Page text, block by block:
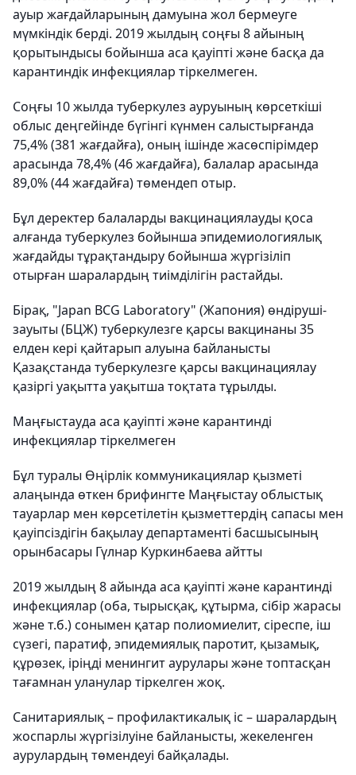
ауыр жағдайларының дамуына жол бермеуге
мүмкіндік берді. 2019 жылдың соңғы 8 айының
қорытындысы бойынша аса қауіпті және басқа да
карантиндік инфекциялар тіркелмеген.
Соңғы 10 жылда туберкулез ауруының көрсеткіші
облыс деңгейінде бүгінгі күнмен салыстырғанда
75,4% (381 жағдайға), оның ішінде жасөспірімдер
арасында 78,4% (46 жағдайға), балалар арасында
89,0% (44 жағдайға) төмендеп отыр.
Бұл деректер балаларды вакцинациялауды қоса
алғанда туберкулез бойынша эпидемиологиялық
жағдайды тұрақтандыру бойынша жүргізіліп
отырған шаралардың тиімділігін растайды.
Бірақ, "Japan BCG Laboratory" (Жапония) өндіруші-
зауыты (БЦЖ) туберкулезге қарсы вакцинаны 35
елден кері қайтарып алуына байланысты
Қазақстанда туберкулезге қарсы вакцинациялау
қазіргі уақытта уақытша тоқтата тұрылды.
Маңғыстауда аса қауіпті және карантинді
инфекциялар тіркелмеген
Бұл туралы Өңірлік коммуникациялар қызметі
алаңында өткен брифингте Маңғыстау облыстық
тауарлар мен көрсетілетін қызметтердің сапасы мен
қауіпсіздігін бақылау департаменті басшысының
орынбасары Гүлнар Куркинбаева айтты
2019 жылдың 8 айында аса қауіпті және карантинді
инфекциялар (оба, тырысқақ, құтырма, сібір жарасы
және т.б.) сонымен қатар полиомиелит, сіреспе, іш
сүзегі, паратиф, эпидемиялық паротит, қызамық,
құрөзек, іріңді менингит аурулары және топтасқан
тағамнан уланулар тіркелген жоқ.
Санитариялық – профилактикалық іс – шаралардың
жоспарлы жүргізілуіне байланысты, жекеленген
аурулардың төмендеуі байқалады.